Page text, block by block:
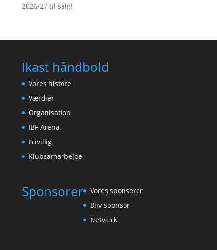
2026/27 til salg!
Ikast håndbold
Vores histore
Værdier
Organisation
IBF Arena
Frivillig
Klubsamarbejde
Sponsorer
Vores sponsorer
Bliv sponsor
Netværk